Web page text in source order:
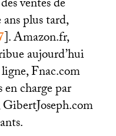
ventes de
plus tard,
]. Amazon.fr,
aujourd’hui
Fnac.com
charge par